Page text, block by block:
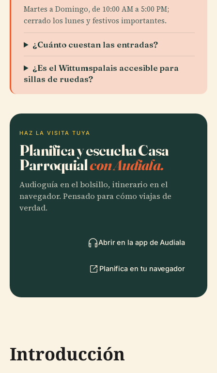
Martes a Domingo, de 10:00 AM a 5:00 PM;
cerrado los lunes y festivos importantes.
¿Cuánto cuestan las entradas?
¿Es el Wittumspalais accesible para
sillas de ruedas?
HAZ LA VISITA TUYA
Planifica y escucha Casa
Parroquialcon Audiala.
Audioguía en el bolsillo, itinerario en el
navegador. Pensado para cómo viajas de
verdad.
Abrir en la app de Audiala
Planifica en tu navegador
Introducción